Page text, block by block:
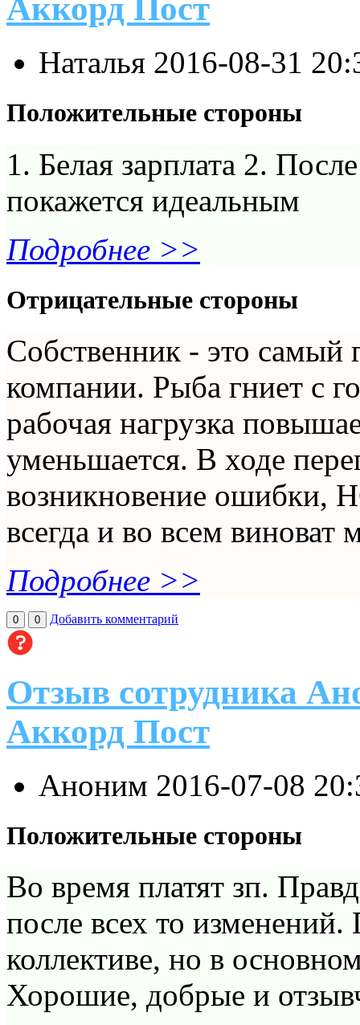
Аккорд Пост
Наталья 2016-08-31
Положительные стороны
1. Белая зарплата 2.
покажется идеальным
Подробнее >>
Отрицательные стороны
Собственник - это самый
компании. Рыба гниет с
рабочая нагрузка
уменьшается. В ходе
возникновение ошибки,
всегда и во всем
Подробнее >>
0 0 Добавить комментарий
Отзыв сотрудника
Аккорд Пост
Аноним 2016-07-08
Положительные стороны
Во время платят зп.
после всех то
коллективе, но в
Хорошие, добрые и